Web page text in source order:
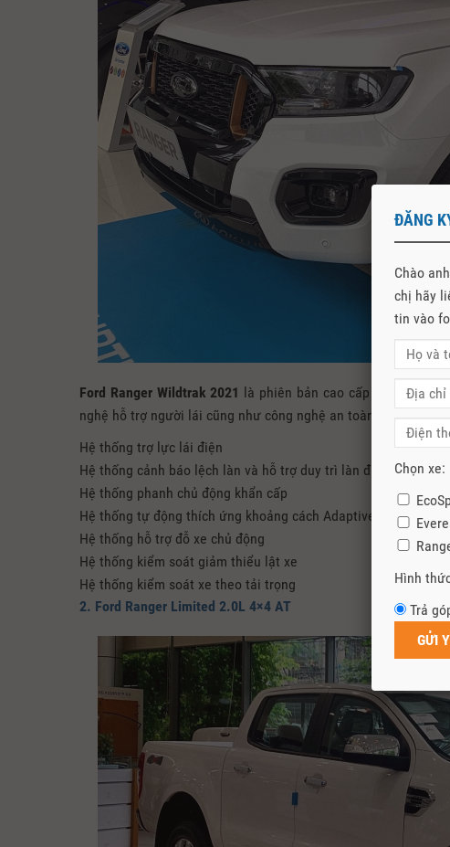
Ford Ranger Wildtrak 2021 là phiên bản cao cấp nhất của
nghệ hỗ trợ người lái cũng như công nghệ an toàn đỉnh cao.
Hệ thống trợ lực lái điện
Hệ thống cảnh báo lệch làn và hỗ trợ duy trì làn đường
Hệ thống phanh chủ động khẩn cấp
Hệ thống tự động thích ứng khoảng cách Adaptive Cruiser
Hệ thống hỗ trợ đỗ xe chủ động
Hệ thống kiểm soát giảm thiểu lật xe
Hệ thống kiểm soát xe theo tải trọng
2. Ford Ranger Limited 2.0L 4×4 AT
ĐĂNG
Chào
chị hãy
tin vào
Chọn xe:
Hình
Trả